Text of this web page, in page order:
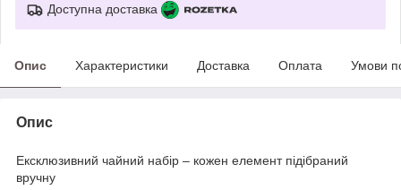
Доступна доставка
Опис Характеристики Доставка Оплата Умови
Опис
Ексклюзивний чайний набір – кожен елемент підібраний
вручну